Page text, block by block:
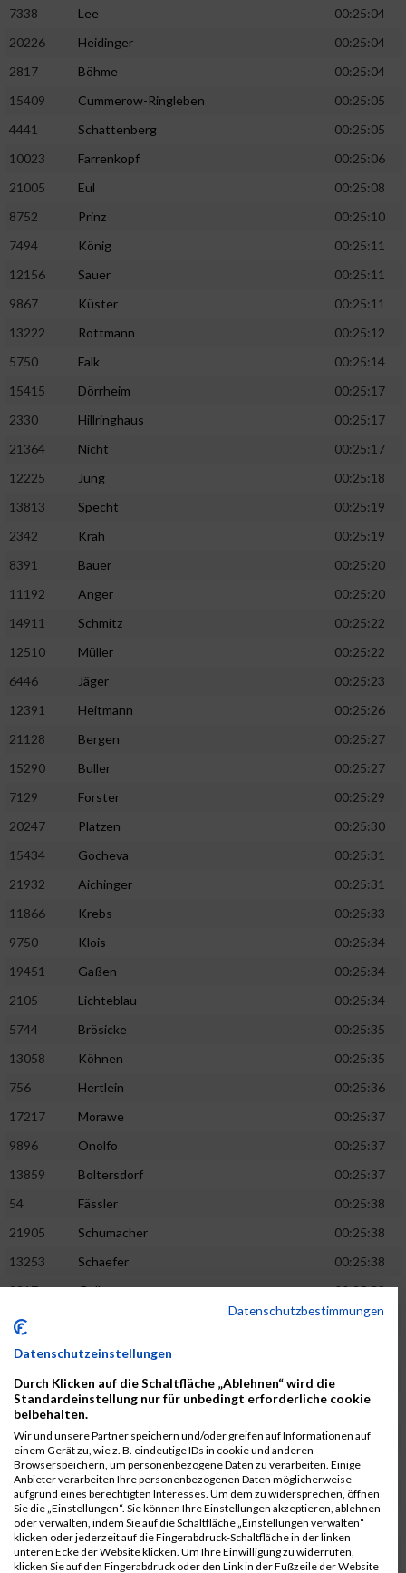
7338
Lee
00:25:04
20226
Heidinger
00:25:04
2817
Böhme
00:25:04
15409
Cummerow-Ringleben
00:25:05
4441
Schattenberg
00:25:05
10023
Farrenkopf
00:25:06
21005
Eul
00:25:08
8752
Prinz
00:25:10
7494
König
00:25:11
12156
Sauer
00:25:11
9867
Küster
00:25:11
13222
Rottmann
00:25:12
5750
Falk
00:25:14
15415
Dörrheim
00:25:17
2330
Hillringhaus
00:25:17
21364
Nicht
00:25:17
12225
Jung
00:25:18
13813
Specht
00:25:19
2342
Krah
00:25:19
8391
Bauer
00:25:20
11192
Anger
00:25:20
14911
Schmitz
00:25:22
12510
Müller
00:25:22
6446
Jäger
00:25:23
12391
Heitmann
00:25:26
21128
Bergen
00:25:27
15290
Buller
00:25:27
7129
Forster
00:25:29
20247
Platzen
00:25:30
15434
Gocheva
00:25:31
21932
Aichinger
00:25:31
11866
Krebs
00:25:33
9750
Klois
00:25:34
19451
Gaßen
00:25:34
2105
Lichteblau
00:25:34
5744
Brösicke
00:25:35
13058
Köhnen
00:25:35
756
Hertlein
00:25:36
17217
Morawe
00:25:37
9896
Onolfo
00:25:37
13859
Boltersdorf
00:25:37
54
Fässler
00:25:38
21905
Schumacher
00:25:38
13253
Schaefer
00:25:38
2317
Golbar
00:25:38
5561
00:25:38
12006
Laudien
9273
Nicotra
7717
Lades
00:25:38
15581
Adamczak
00:25:38
3162
Heilig
00:25:39
3107
Schork
00:25:40
5888
Regneri
00:25:41
8971
Bien 00:25:42
Datenschutzbestimmungen
Datenschutzeinstellungen
Durch Klicken auf die Schaltfläche „Ablehnen“ wird die
Standardeinstellung nur für unbedingt erforderliche cookie
beibehalten.
Wir und unsere Partner speichern und/oder greifen auf Informationen auf
einem Gerät zu, wie z. B. eindeutige IDs in cookie und anderen
Browserspeichern, um personenbezogene Daten zu verarbeiten. Einige
Anbieter verarbeiten Ihre personenbezogenen Daten möglicherweise
aufgrund eines berechtigten Interesses. Um dem zu widersprechen, öffnen
Sie die „Einstellungen“. Sie können Ihre Einstellungen akzeptieren, ablehnen
oder verwalten, indem Sie auf die Schaltfläche „Einstellungen verwalten“
klicken oder jederzeit auf die Fingerabdruck-Schaltfläche in der linken
unteren Ecke der Website klicken. Um Ihre Einwilligung zu widerrufen,
klicken Sie auf den Fingerabdruck oder den Link in der Fußzeile der Website